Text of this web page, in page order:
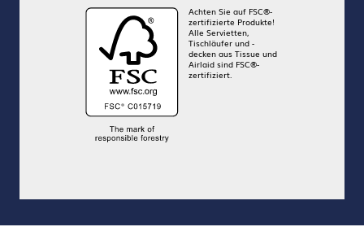
Achten Sie auf FSC®-
zertifizierte Produkte!
Alle Servietten,
Tischläufer und -
decken aus Tissue und
Airlaid sind FSC®-
zertifiziert.